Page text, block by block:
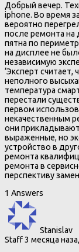
Добрый вечер.
iphone. Во время
вероятно
после ремонта
пятна по
на дисплее не
независимую
‘Эксперт
неполного
температура
перестали
первом
некачественным
они
выраженные, но
устройство в
ремонта
ремонта в
перспективу
1 Answers
Stanislav
Staff3 месяца